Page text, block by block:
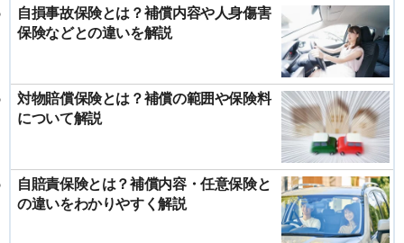
自損事故保険とは？補償内容や人身傷害
保険などとの違いを解説
対物賠償保険とは？補償の範囲や保険料
について解説
自賠責保険とは？補償内容・任意保険と
の違いをわかりやすく解説